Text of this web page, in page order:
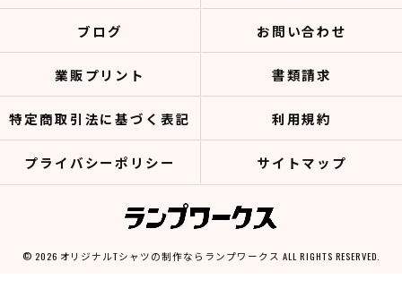
ブログ お問い合わせ
業販プリント 書類請求
特定商取引法に基づく表記 利用規約
プライバシーポリシー サイトマップ
© 2026 オリジナルTシャツの制作ならランプワークス ALL RIGHTS RESERVED.